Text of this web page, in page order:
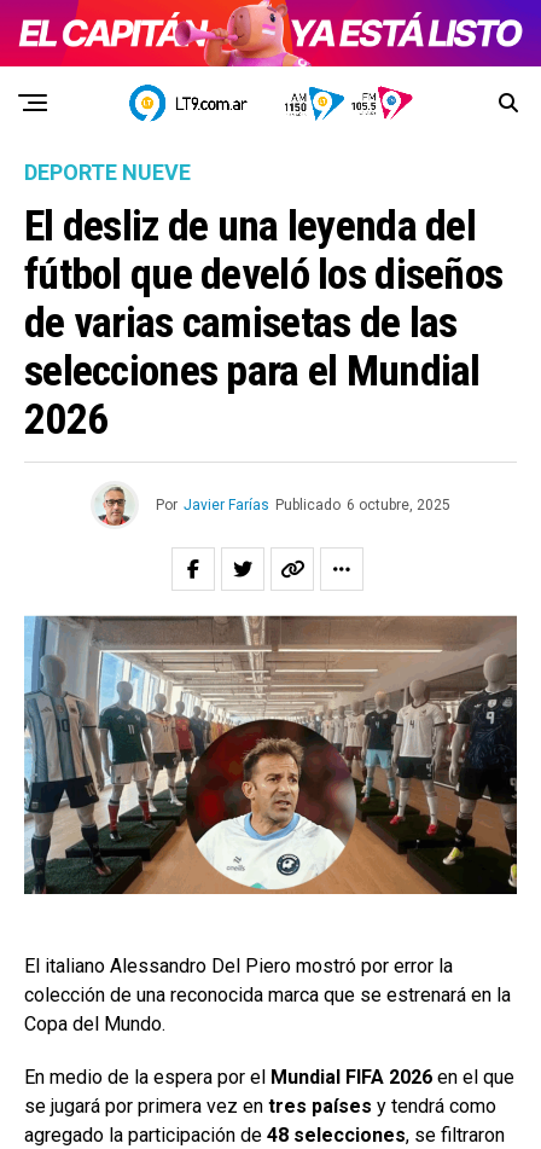
DEPORTE NUEVE
El desliz de una leyenda del
fútbol que develó los diseños
de varias camisetas de las
selecciones para el Mundial
2026
Por Javier Farías Publicado 6 octubre, 2025
El italiano Alessandro Del Piero mostró por error la
colección de una reconocida marca que se estrenará en la
Copa del Mundo.
En medio de la espera por el Mundial FIFA 2026 en el que
se jugará por primera vez en tres países y tendrá como
agregado la participación de 48 selecciones, se filtraron